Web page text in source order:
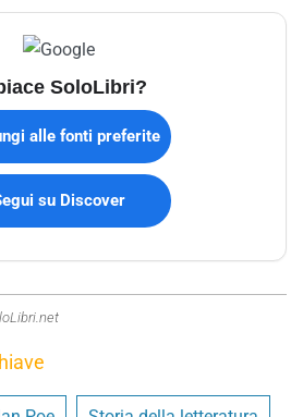
SoloLibri?
alle fonti preferite
su Discover